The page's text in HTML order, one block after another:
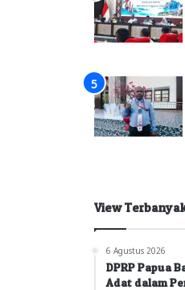
View
6 Agustus 2026
DPRP Papua
Adat dalam